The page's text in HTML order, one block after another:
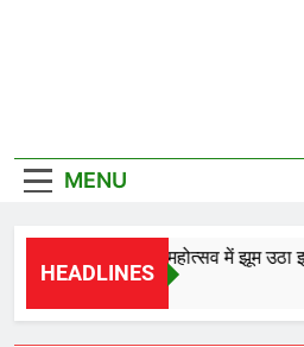
MENU
HEADLINES
*28वें चालीहा महोत्सव में झूम उठा
1 Day Ago